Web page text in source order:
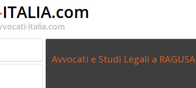
Avvocati e Studi Legali a RAGUSA